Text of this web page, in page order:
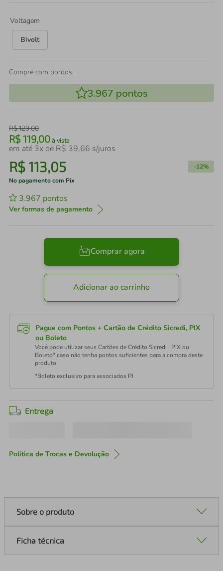
Voltagem
Bivolt
Compre com pontos:
3.967 pontos
R$129,00
R$ 119,00 à vista
em até 3x de R$ 39,66 s/juros
R$113,05 -12%
No pagamento com Pix
3.967 pontos
Ver formas de pagamento
Comprar agora
Adicionar ao carrinho
Pague com Pontos + Cartão de Crédito Sicredi, PIX
ou Boleto
Você pode utilizar seus Cartões de Crédito Sicredi , PIX ou
Boleto* caso não tenha pontos suficientes para a compra deste
produto.
*Boleto exclusivo para associados PJ
Entrega
Política de Trocas e Devolução
Sobre o produto
Ficha técnica